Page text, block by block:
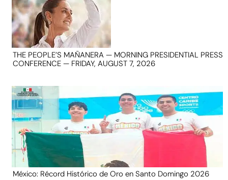
THE PEOPLE’S MAÑANERA — MORNING PRESIDENTIAL PRESS
CONFERENCE — FRIDAY, AUGUST 7, 2026
México: Récord Histórico de Oro en Santo Domingo 2026